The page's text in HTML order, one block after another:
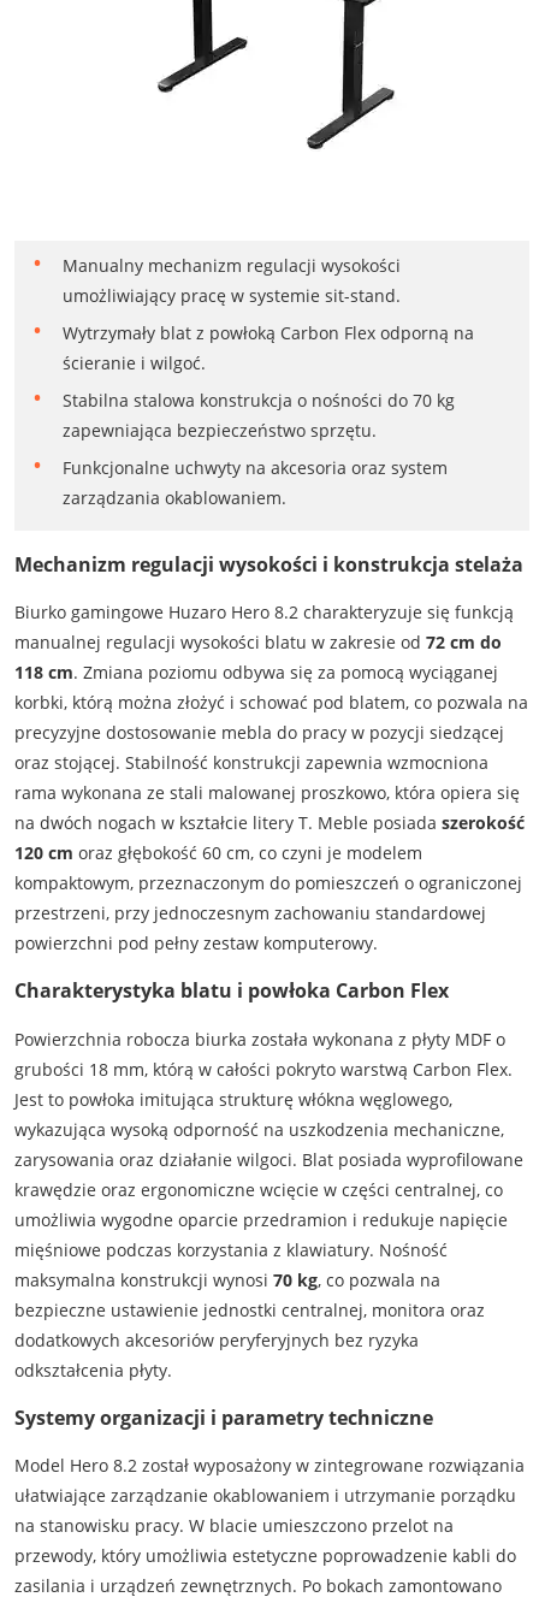
Manualny mechanizm regulacji wysokości
umożliwiający pracę w systemie sit-stand.
Wytrzymały blat z powłoką Carbon Flex odporną na
ścieranie i wilgoć.
Stabilna stalowa konstrukcja o nośności do 70 kg
zapewniająca bezpieczeństwo sprzętu.
Funkcjonalne uchwyty na akcesoria oraz system
zarządzania okablowaniem.
Mechanizm regulacji wysokości i konstrukcja stelaża
Biurko gamingowe Huzaro Hero 8.2 charakteryzuje się funkcją
manualnej regulacji wysokości blatu w zakresie od 72 cm do
118 cm. Zmiana poziomu odbywa się za pomocą wyciąganej
korbki, którą można złożyć i schować pod blatem, co pozwala na
precyzyjne dostosowanie mebla do pracy w pozycji siedzącej
oraz stojącej. Stabilność konstrukcji zapewnia wzmocniona
rama wykonana ze stali malowanej proszkowo, która opiera się
na dwóch nogach w kształcie litery T. Meble posiada szerokość
120 cm oraz głębokość 60 cm, co czyni je modelem
kompaktowym, przeznaczonym do pomieszczeń o ograniczonej
przestrzeni, przy jednoczesnym zachowaniu standardowej
powierzchni pod pełny zestaw komputerowy.
Charakterystyka blatu i powłoka Carbon Flex
Powierzchnia robocza biurka została wykonana z płyty MDF o
grubości 18 mm, którą w całości pokryto warstwą Carbon Flex.
Jest to powłoka imitująca strukturę włókna węglowego,
wykazująca wysoką odporność na uszkodzenia mechaniczne,
zarysowania oraz działanie wilgoci. Blat posiada wyprofilowane
krawędzie oraz ergonomiczne wcięcie w części centralnej, co
umożliwia wygodne oparcie przedramion i redukuje napięcie
mięśniowe podczas korzystania z klawiatury. Nośność
maksymalna konstrukcji wynosi 70 kg, co pozwala na
bezpieczne ustawienie jednostki centralnej, monitora oraz
dodatkowych akcesoriów peryferyjnych bez ryzyka
odkształcenia płyty.
Systemy organizacji i parametry techniczne
Model Hero 8.2 został wyposażony w zintegrowane rozwiązania
ułatwiające zarządzanie okablowaniem i utrzymanie porządku
na stanowisku pracy. W blacie umieszczono przelot na
przewody, który umożliwia estetyczne poprowadzenie kabli do
zasilania i urządzeń zewnętrznych. Po bokach zamontowano